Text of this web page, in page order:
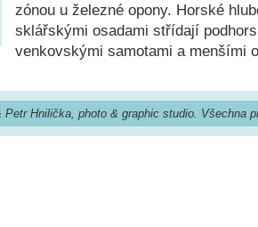
zónou u železné opony. Horské
sklářskými osadami střídají
venkovskými samotami a menšími
Hnilička, photo & graphic studio. Všechna